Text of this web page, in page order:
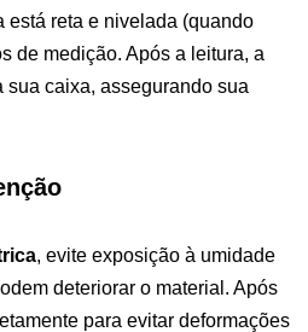
está reta e nivelada (quando
de medição. Após a leitura, a
sua caixa, assegurando sua
, evite exposição à umidade
deteriorar o material. Após
para evitar deformações